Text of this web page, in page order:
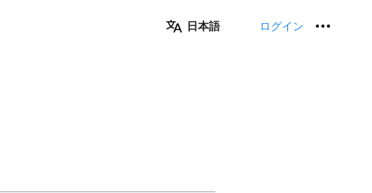
日本語 ログイン